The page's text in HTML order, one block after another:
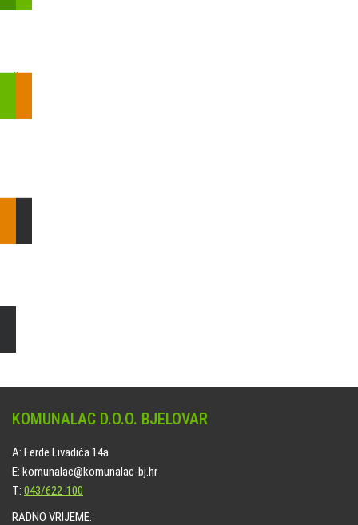
KOMUNALAC D.O.O. BJELOVAR
A: Ferde Livadića 14a
E: komunalac@komunalac-bj.hr
T: 043/622-100
RADNO VRIJEME: